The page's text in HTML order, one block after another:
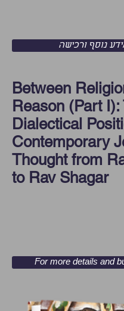
נוסף ורכישה
Between
Reason (Part I):
Dialectical
Contemporary
Thought from
to Rav Shagar
For more details and